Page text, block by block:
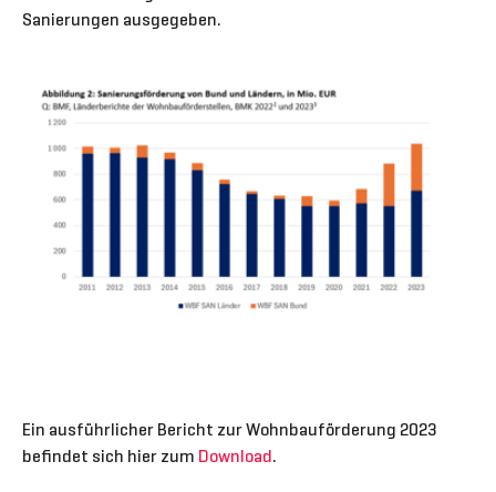
Sanierungen ausgegeben.
Ein ausführlicher Bericht zur Wohnbauförderung 2023
befindet sich hier zum Download.